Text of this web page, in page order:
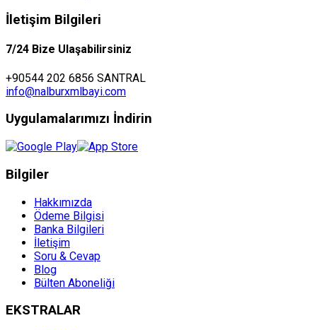
İletişim Bilgileri
7/24 Bize Ulaşabilirsiniz
+90544 202 6856 SANTRAL
info@nalburxmlbayi.com
Uygulamalarımızı İndirin
Bilgiler
Hakkımızda
Ödeme Bilgisi
Banka Bilgileri
İletişim
Soru & Cevap
Blog
Bülten Aboneliği
EKSTRALAR